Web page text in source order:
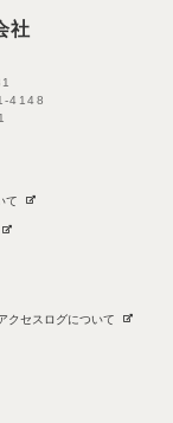
社
4148
て
クセスログについて